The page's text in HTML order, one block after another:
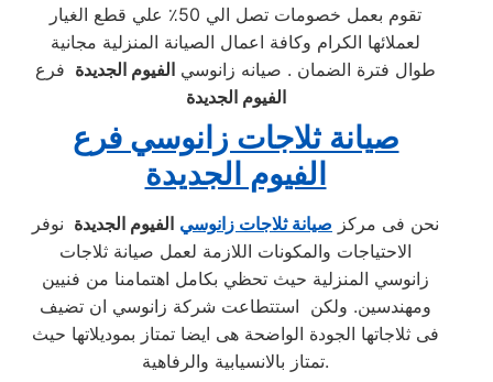
تقوم بعمل خصومات تصل الي 50٪ علي قطع الغيار
لعملائها الكرام وكافة اعمال الصيانة المنزلية مجانية
طوال فترة الضمان . صيانه زانوسي الفيوم الجديدة فرع
الفيوم الجديدة
صيانة ثلاجات زانوسي فرع
الفيوم الجديدة
نحن فى مركز صيانة ثلاجات زانوسي الفيوم الجديدة نوفر
الاحتياجات والمكونات اللازمة لعمل صيانة ثلاجات
زانوسي المنزلية حيث تحظي بكامل اهتمامنا من فنيين
ومهندسين. ولكن استتطاعت شركة زانوسي ان تضيف
فى ثلاجاتها الجودة الواضحة هى ايضا تمتاز بموديلاتها حيث
تمتاز بالانسيابية والرفاهية.